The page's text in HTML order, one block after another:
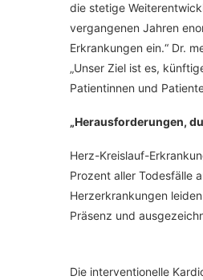
die stetige
vergangenen Jahren
Erkrankungen ein.“ Dr.
„Unser Ziel ist es,
Patientinnen und
„Herausforderungen,
Herz-Kreislauf-
Prozent aller Todesfälle
Herzerkrankungen
Präsenz und
Die interventionelle